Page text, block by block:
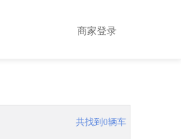
商家登录
共找到0辆车